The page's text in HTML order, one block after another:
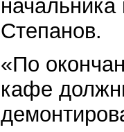
Степанов.
«По
кафе